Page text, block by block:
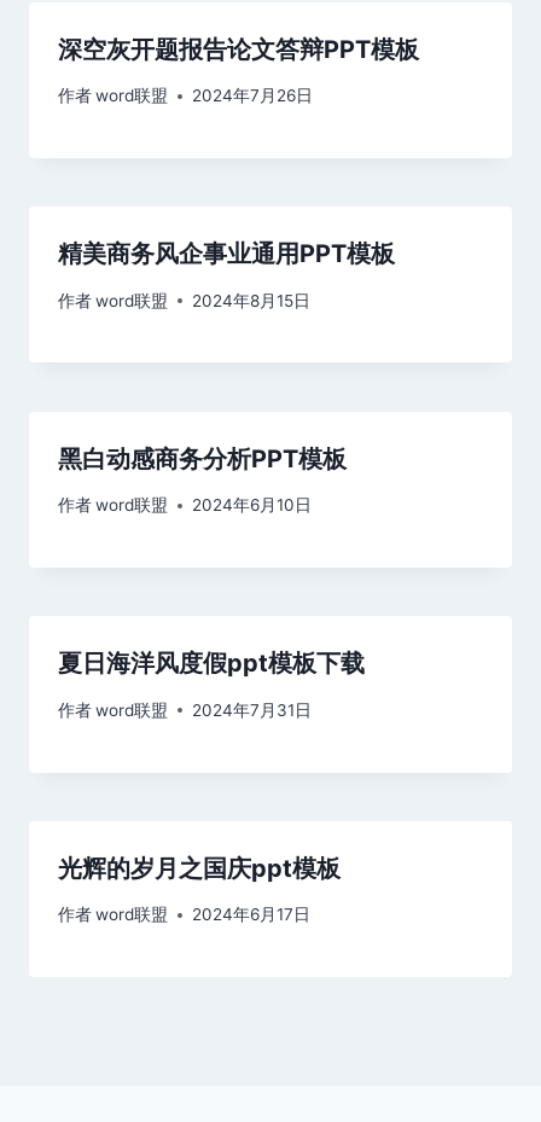
深空灰开题报告论文答辩PPT模板
作者word联盟 2024年7月26日
精美商务风企事业通用PPT模板
作者word联盟 2024年8月15日
黑白动感商务分析PPT模板
作者word联盟 2024年6月10日
夏日海洋风度假ppt模板下载
作者word联盟 2024年7月31日
光辉的岁月之国庆ppt模板
作者word联盟 2024年6月17日